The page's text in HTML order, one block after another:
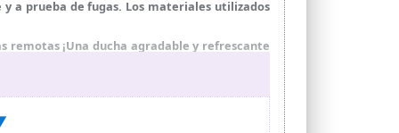
a prueba de fugas. Los materiales utilizados
remotas ¡Una ducha agradable y refrescante
solar para calentar el agua dentro de la
del agua en áreas remotas